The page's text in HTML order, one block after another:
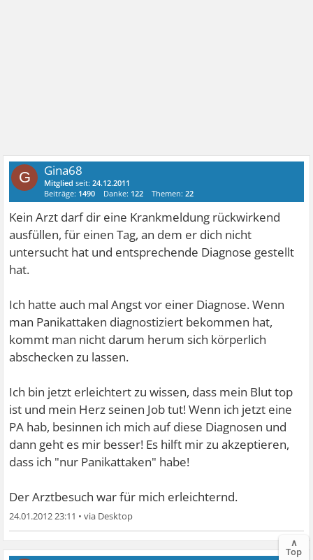
G Gina68
Mitglied seit:24.12.2011
Beiträge: 1490 Danke: 122 Themen:22
Kein Arzt darf dir eine Krankmeldung rückwirkend
ausfüllen, für einen Tag, an dem er dich nicht
untersucht hat und entsprechende Diagnose gestellt
hat.
Ich hatte auch mal Angst vor einer Diagnose. Wenn
man Panikattaken diagnostiziert bekommen hat,
kommt man nicht darum herum sich körperlich
abschecken zu lassen.
Ich bin jetzt erleichtert zu wissen, dass mein Blut top
ist und mein Herz seinen Job tut! Wenn ich jetzt eine
PA hab, besinnen ich mich auf diese Diagnosen und
dann geht es mir besser! Es hilft mir zu akzeptieren,
dass ich "nur Panikattaken" habe!
Der Arztbesuch war für mich erleichternd.
24.01.2012 23:11 •
∧
Top